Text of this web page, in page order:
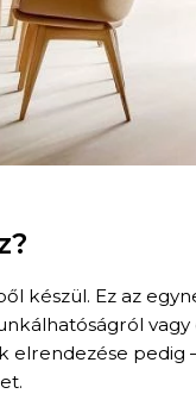
készül. Ez az
vagy
pedig